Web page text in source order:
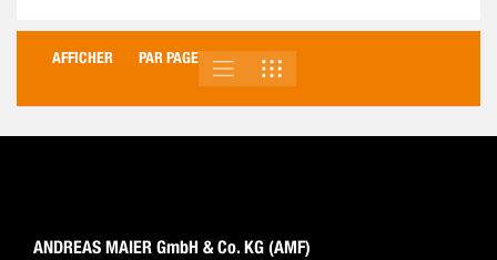
AFFICHER PAR PAGE
AFFICHER
EN
LISTE
ANDREAS MAIER GmbH & Co. KG (AMF)